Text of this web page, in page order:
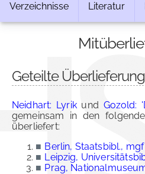
Verzeichnisse Literatur
Geteilte Überlieferung
Neidhart: Lyrikund Gozold:
gemeinsam in den
überliefert:
■ Berlin, Staatsbibl.,
■ Leipzig,
■ Prag,